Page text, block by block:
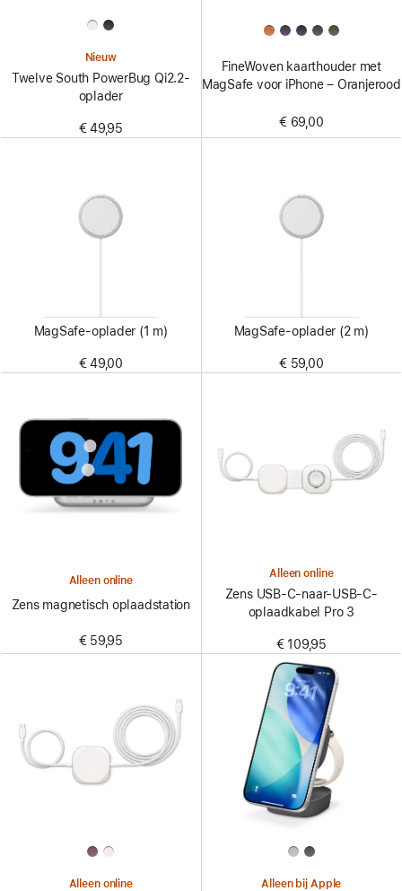
Nieuw
Twelve South PowerBug Qi2.2-
oplader
€ 49,95
FineWoven kaarthouder met
MagSafe voor iPhone – Oranjerood
€ 69,00
MagSafe-oplader (1 m)
€ 49,00
MagSafe-oplader (2 m)
€ 59,00
Alleen online
Zens magnetisch oplaadstation
€ 59,95
Alleen online
Zens USB-C-naar-USB-C-
oplaadkabel Pro 3
€ 109,95
Alleen online Alleen bij Apple